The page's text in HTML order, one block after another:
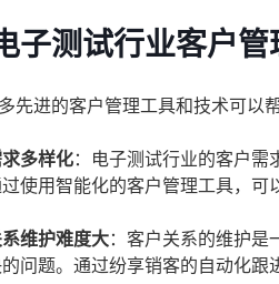
子测试行业客户
先进的客户管理工具和技术可以
多样化：电子测试行业的客户
使用智能化的客户管理工具，可
维护难度大：客户关系的维护是
问题。通过纷享销客的自动化跟